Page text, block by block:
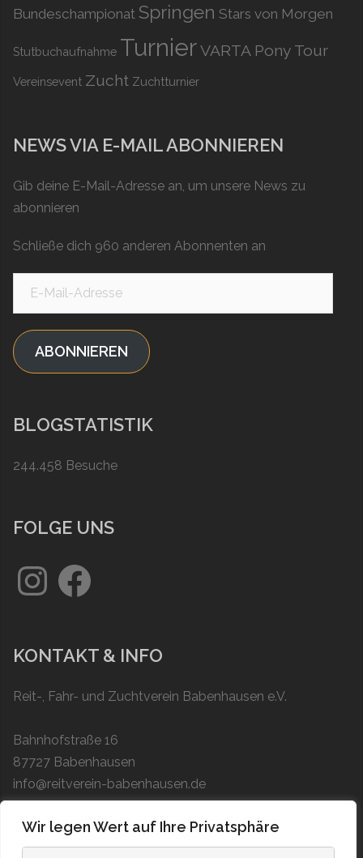
Wir legen Wert auf Ihre Privatsphäre
Bundeschampionat Springen Stars von Morgen
Stutbuchaufnahme TurnierVARTA Pony Tour
Vereinsevent Zucht Zuchtturnier
NEWS VIA E-MAIL ABONNIEREN
Gib deine E-Mail-Adresse an, um unsere News zu
abonnieren
Schließe dich 960 anderen Abonnenten an
ABONNIEREN
BLOGSTATISTIK
244.458 Besuche
FOLGE UNS
KONTAKT & INFO
Reit-, Fahr- und Zuchtverein Babenhausen e.V.
Bahnhofstraße 16
87727 Babenhausen
info@reitverein-babenhausen.de